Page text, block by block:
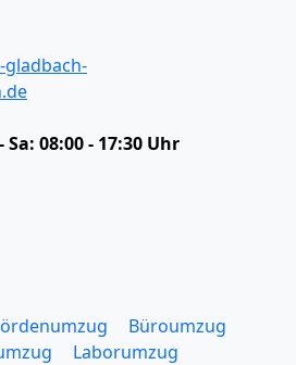
gladbach-
Sa: 08:00 - 17:30 Uhr
Büroumzug
Laborumzug